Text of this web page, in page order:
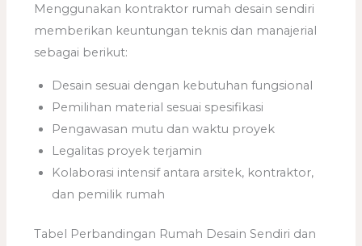
Menggunakan kontraktor rumah desain sendiri
memberikan keuntungan teknis dan manajerial
sebagai berikut:
Desain sesuai dengan kebutuhan fungsional
Pemilihan material sesuai spesifikasi
Pengawasan mutu dan waktu proyek
Legalitas proyek terjamin
Kolaborasi intensif antara arsitek, kontraktor,
dan pemilik rumah
Tabel Perbandingan Rumah Desain Sendiri dan